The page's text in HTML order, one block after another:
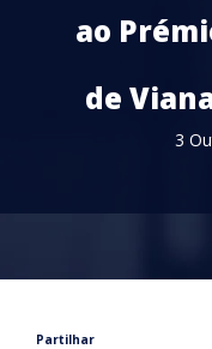
ao
de
3
Partilhar